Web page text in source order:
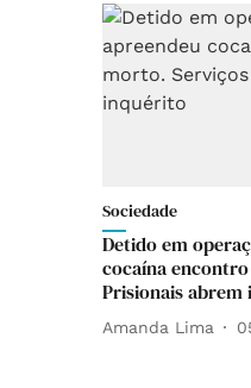
Sociedade
Detido em
cocaína
Prisionais
Amanda Lima